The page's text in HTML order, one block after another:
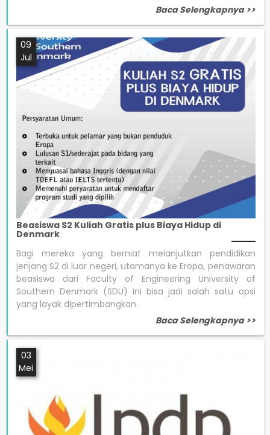
Baca Selengkapnya >>
09
Jul
Beasiswa S2 Kuliah Gratis plus Biaya Hidup di
Denmark
Bagi mereka yang berniat melanjutkan pendidikan
jenjang S2 di luar negeri, utamanya ke Eropa, penawaran
beasiswa dari Faculty of Engineering University of
Southern Denmark (SDU) ini bisa jadi salah satu opsi
yang layak dipertimbangkan.
Baca Selengkapnya >>
03
Mei